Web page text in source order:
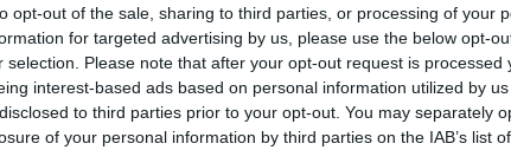
opt-out of the sale, sharing to third parties, or processing of your
for targeted advertising by us, please use the below opt-
selection. Please note that after your opt-out request is processed
interest-based ads based on personal information utilized by
to third parties prior to your opt-out. You may separately
of your personal information by third parties on the IAB’s list